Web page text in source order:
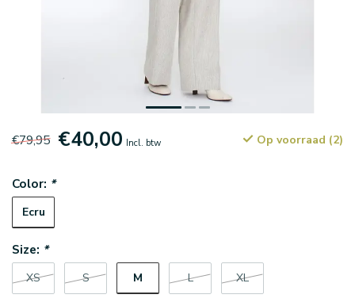
€79,95 €40,00 Incl. btw Op voorraad (2)
Color: *
Ecru
Size: *
XS S M L XL